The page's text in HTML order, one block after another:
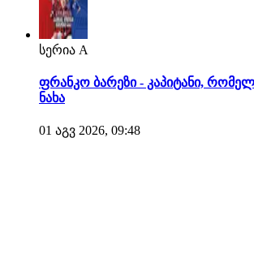
სერია A
ფრანკო ბარეზი - კაპიტანი,
ნახა
01 აგვ 2026, 09:48